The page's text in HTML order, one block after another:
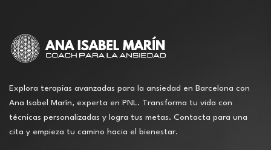
Explora terapias avanzadas para la ansiedad en Barcelona con
Ana Isabel Marín, experta en PNL. Transforma tu vida con
técnicas personalizadas y logra tus metas. Contacta para una
cita y empieza tu camino hacia el bienestar.